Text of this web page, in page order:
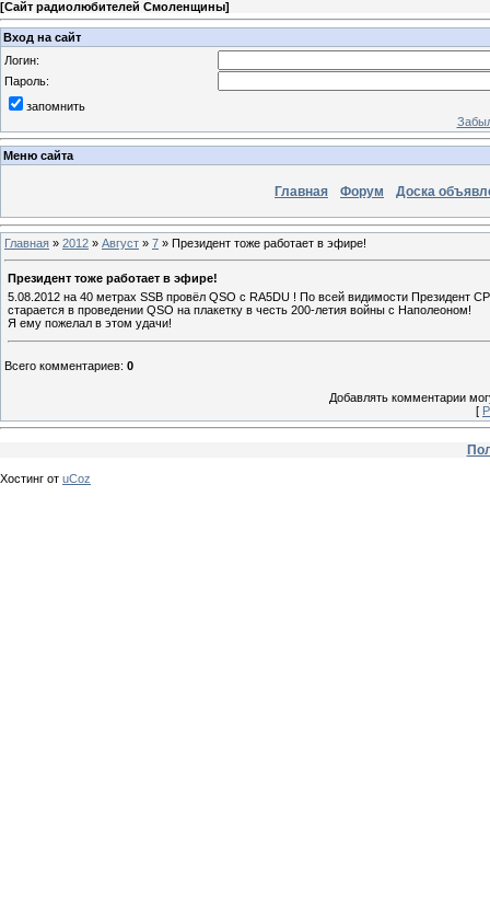
[Сайт радиолюбителей Смоленщины]
Вход на сайт
Логин:
Пароль:
запомнить
Меню сайта
Главная Форум Доска
Главная » 2012 » Август » 7 » Президент тоже работает в эфире!
Президент тоже работает в эфире!
5.08.2012 на 40 метрах SSB провёл QSO с RA5DU ! По всей видимости Президент
старается в проведении QSO на плакетку в честь 200-летия войны с Наполеоном!
Я ему пожелал в этом удачи!
Всего комментариев: 0
Добавлять комментарии
[
Хостинг от uCoz